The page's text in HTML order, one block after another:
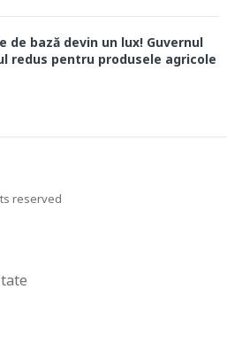
de bază devin un lux! Guvernul
redus pentru produsele agricole
reserved